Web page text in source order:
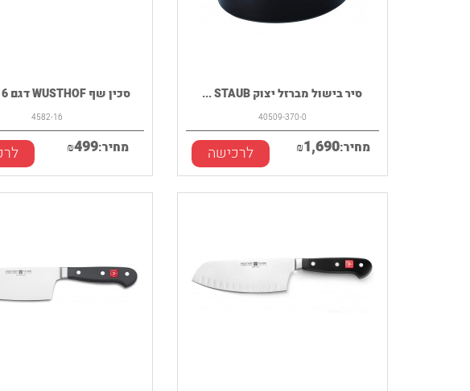
סכין שף WUSTHOF דגם 4582-16
4582-16
מחיר: ₪499
סיר בישול מברזל יצוק STAUB ...
40509-370-0
מחיר: ₪1,690 לרכישה